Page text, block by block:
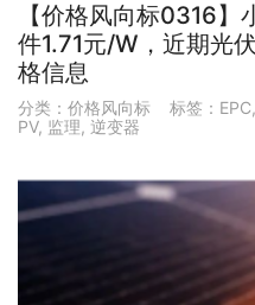
【价格风向标0316
件1.71元/W，近期光
格信息
分类： 价格风向标 标签： EPC,
PV, 监理, 逆变器